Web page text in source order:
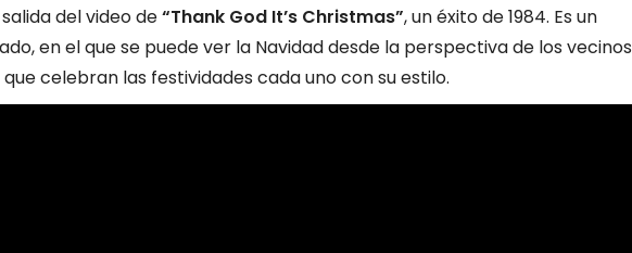
del video de“Thank God It’s Christmas”, un éxito de 1984. Es un
en el que se puede ver la Navidad desde la perspectiva de los vecinos
celebran las festividades cada uno con su estilo.